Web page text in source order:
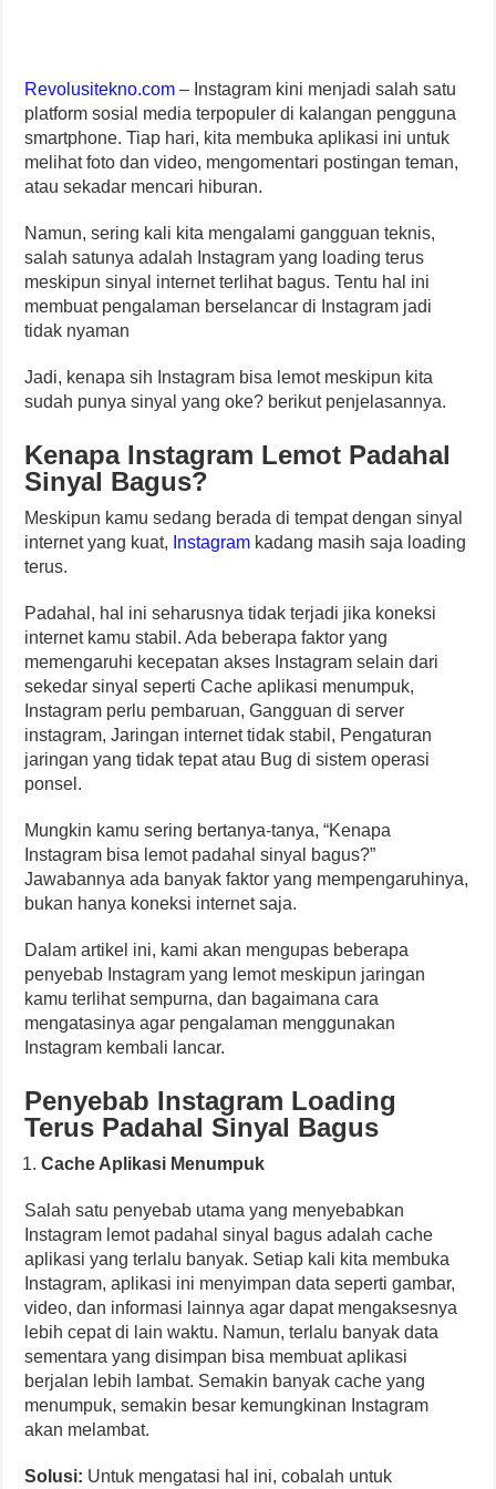
Revolusitekno.com – Instagram kini menjadi salah satu
platform sosial media terpopuler di kalangan pengguna
smartphone. Tiap hari, kita membuka aplikasi ini untuk
melihat foto dan video, mengomentari postingan teman,
atau sekadar mencari hiburan.
Namun, sering kali kita mengalami gangguan teknis,
salah satunya adalah Instagram yang loading terus
meskipun sinyal internet terlihat bagus. Tentu hal ini
membuat pengalaman berselancar di Instagram jadi
tidak nyaman
Jadi, kenapa sih Instagram bisa lemot meskipun kita
sudah punya sinyal yang oke? berikut penjelasannya.
Kenapa Instagram Lemot Padahal
Sinyal Bagus?
Meskipun kamu sedang berada di tempat dengan sinyal
internet yang kuat, Instagram kadang masih saja loading
terus.
Padahal, hal ini seharusnya tidak terjadi jika koneksi
internet kamu stabil. Ada beberapa faktor yang
memengaruhi kecepatan akses Instagram selain dari
sekedar sinyal seperti Cache aplikasi menumpuk,
Instagram perlu pembaruan, Gangguan di server
instagram, Jaringan internet tidak stabil, Pengaturan
jaringan yang tidak tepat atau Bug di sistem operasi
ponsel.
Mungkin kamu sering bertanya-tanya, “Kenapa
Instagram bisa lemot padahal sinyal bagus?”
Jawabannya ada banyak faktor yang mempengaruhinya,
bukan hanya koneksi internet saja.
Dalam artikel ini, kami akan mengupas beberapa
penyebab Instagram yang lemot meskipun jaringan
kamu terlihat sempurna, dan bagaimana cara
mengatasinya agar pengalaman menggunakan
Instagram kembali lancar.
Penyebab Instagram Loading
Terus Padahal Sinyal Bagus
Cache Aplikasi Menumpuk
Salah satu penyebab utama yang menyebabkan
Instagram lemot padahal sinyal bagus adalah cache
aplikasi yang terlalu banyak. Setiap kali kita membuka
Instagram, aplikasi ini menyimpan data seperti gambar,
video, dan informasi lainnya agar dapat mengaksesnya
lebih cepat di lain waktu. Namun, terlalu banyak data
sementara yang disimpan bisa membuat aplikasi
berjalan lebih lambat. Semakin banyak cache yang
menumpuk, semakin besar kemungkinan Instagram
akan melambat.
Solusi: Untuk mengatasi hal ini, cobalah untuk